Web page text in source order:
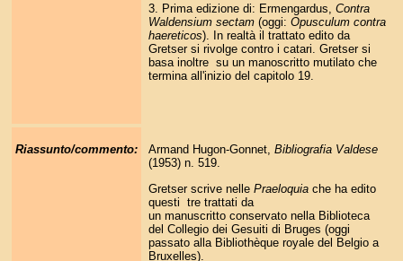
3. Prima edizione di: Ermengardus, Contra
Waldensium sectam(oggi: Opusculum contra
haereticos). In realtà il trattato edito da
Gretser si rivolge contro i catari. Gretser si
basa inoltre su un manoscritto mutilato che
termina all'inizio del capitolo 19.
Riassunto/commento: Armand Hugon-Gonnet, Bibliografia Valdese
(1953) n. 519.
Gretser scrive nelle Praeloquiache ha edito
questi tre trattati da
un manuscritto conservato nella Biblioteca
del Collegio dei Gesuiti di Bruges (oggi
passato alla Bibliothèque royale del Belgio a
Bruxelles).